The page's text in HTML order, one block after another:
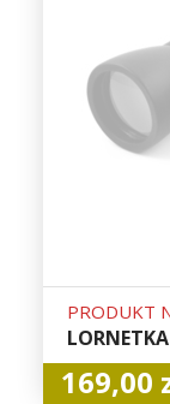
PRODUKT
169,00